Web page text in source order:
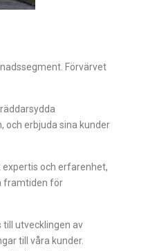
Förvärvet
och erbjuda sina kunder
expertis och erfarenhet,
framtiden för
till utvecklingen av
till våra kunder.